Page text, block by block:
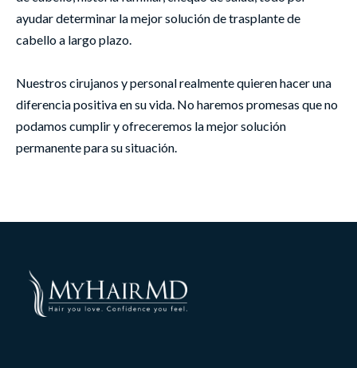
ayudar determinar la mejor solución de trasplante de
cabello a largo plazo.
Nuestros cirujanos y personal realmente quieren hacer una
diferencia positiva en su vida. No haremos promesas que no
podamos cumplir y ofreceremos la mejor solución
permanente para su situación.